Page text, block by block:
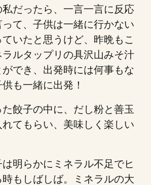
私だったら、一言一言に反応
て、子供は一緒に行かない
いたと思うけど、昨晩もこ
ルタップリの具沢山みそ汁
でき、出発時には何事もな
も一緒に出発！
餃子の中に、だし粉と善玉
てもらい、美味しく楽しい
明らかにミネラル不足でヒ
もしばしば。ミネラルの大